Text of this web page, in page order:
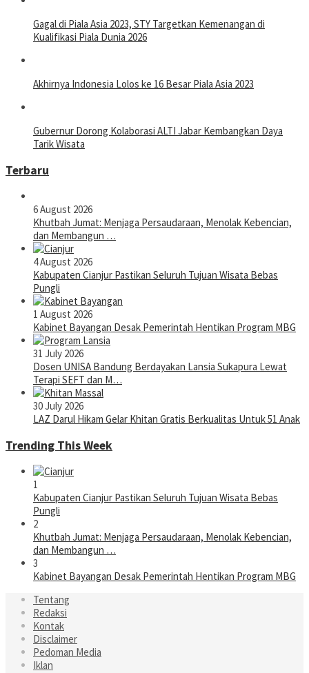
Gagal di Piala Asia 2023, STY Targetkan Kemenangan di
Kualifikasi Piala Dunia 2026
Akhirnya Indonesia Lolos ke 16 Besar Piala Asia 2023
Gubernur Dorong Kolaborasi ALTI Jabar Kembangkan Daya
Tarik Wisata
Terbaru
6 August 2026
Khutbah Jumat: Menjaga Persaudaraan, Menolak Kebencian,
dan Membangun …
4 August 2026
Kabupaten Cianjur Pastikan Seluruh Tujuan Wisata Bebas
Pungli
1 August 2026
Kabinet Bayangan Desak Pemerintah Hentikan Program MBG
31 July 2026
Dosen UNISA Bandung Berdayakan Lansia Sukapura Lewat
Terapi SEFT dan M…
30 July 2026
LAZ Darul Hikam Gelar Khitan Gratis Berkualitas Untuk 51 Anak
Trending This Week
1
Kabupaten Cianjur Pastikan Seluruh Tujuan Wisata Bebas
Pungli
2
Khutbah Jumat: Menjaga Persaudaraan, Menolak Kebencian,
dan Membangun …
3
Kabinet Bayangan Desak Pemerintah Hentikan Program MBG
Tentang
Redaksi
Kontak
Disclaimer
Pedoman Media
Iklan